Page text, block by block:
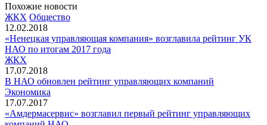
Похожие новости
ЖКХ Общество
12.02.2018
«Ненецкая управляющая компания» возглавила рейтинг УК
НАО по итогам 2017 года
ЖКХ
17.07.2018
В НАО обновлен рейтинг управляющих компаний
Экономика
17.07.2017
«Амдермасервис» возглавил первый рейтинг управляющих